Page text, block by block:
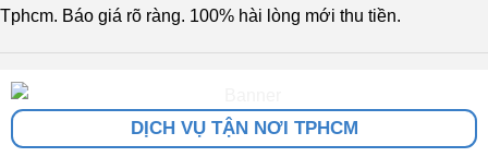
Tphcm. Báo giá rõ ràng. 100% hài lòng mới thu tiền.
DỊCH VỤ TẬN NƠI TPHCM